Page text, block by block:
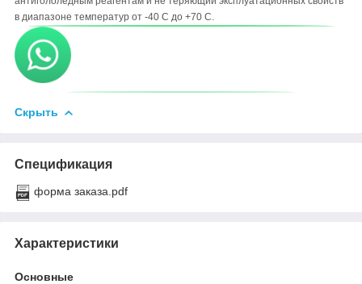
в диапазоне температур от -40 С до +70 С.
Скрыть
Спецификация
форма заказа.pdf
Характеристики
Основные